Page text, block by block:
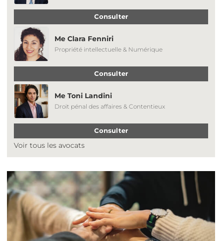
Consulter
Me Clara Fenniri
Propriété intellectuelle & Numérique
Consulter
Me Toni Landini
Droit pénal des affaires & Contentieux
Consulter
Voir tous les avocats